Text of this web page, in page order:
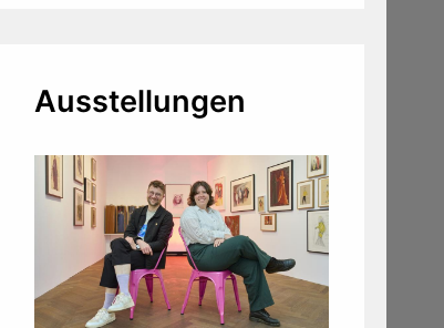
Ausstellungen